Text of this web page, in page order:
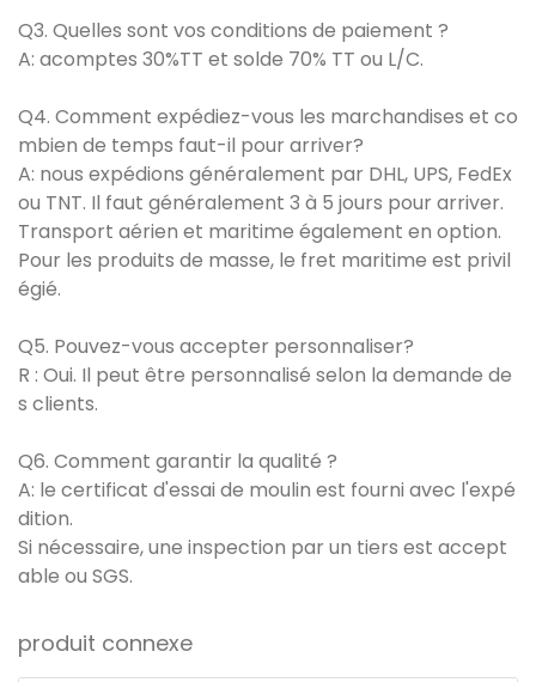
Q3. Quelles sont vos conditions de paiement ?
A: acomptes 30%TT et solde 70% TT ou L/C.
Q4. Comment expédiez-vous les marchandises et co
mbien de temps faut-il pour arriver?
A: nous expédions généralement par DHL, UPS, FedEx
ou TNT. Il faut généralement 3 à 5 jours pour arriver.
Transport aérien et maritime également en option.
Pour les produits de masse, le fret maritime est privil
égié.
Q5. Pouvez-vous accepter personnaliser?
R : Oui. Il peut être personnalisé selon la demande de
s clients.
Q6. Comment garantir la qualité ?
A: le certificat d'essai de moulin est fourni avec l'expé
dition.
Si nécessaire, une inspection par un tiers est accept
able ou SGS.
produit connexe